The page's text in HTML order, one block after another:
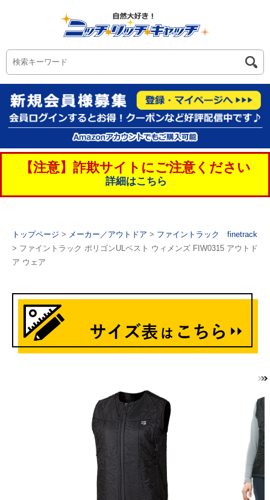
【注意】詐欺サイトにご注意ください
詳細はこちら
トップページ > メーカー／アウトドア > ファイントラック finetrack
> ファイントラック ポリゴンULベスト ウィメンズ FIW0315 アウトド
ア ウェア